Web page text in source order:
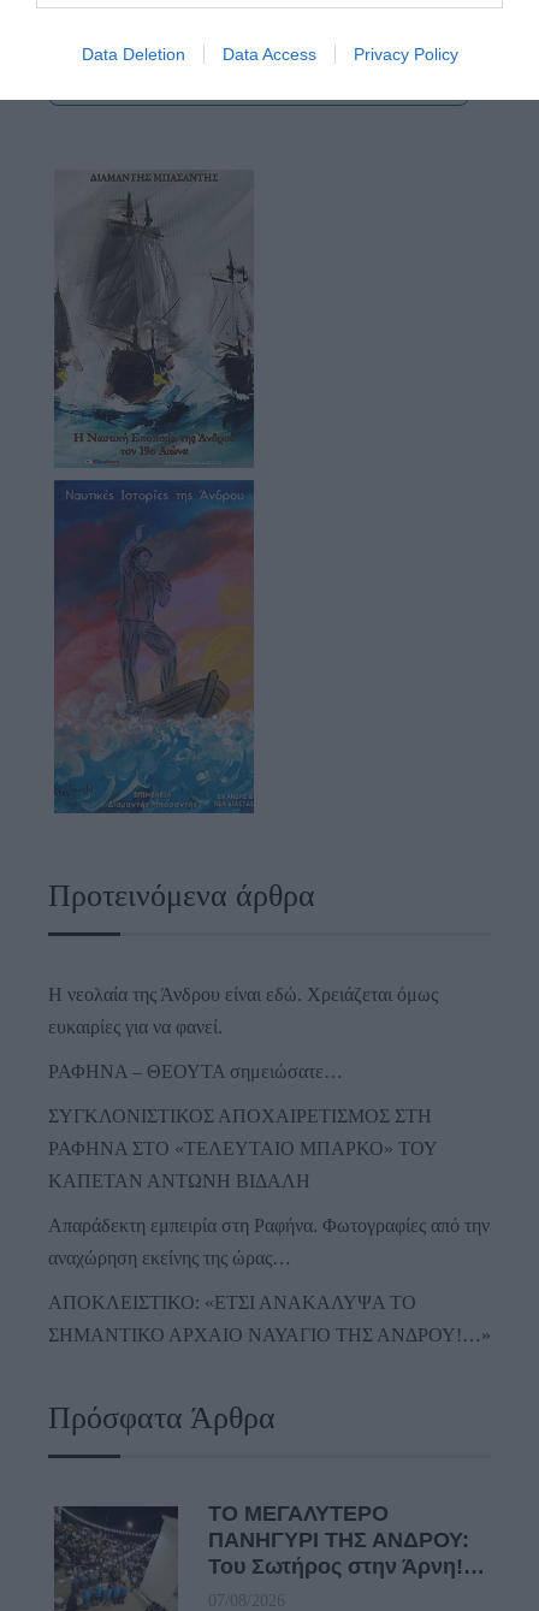
Data Deletion Data Access Privacy Policy
Προτεινόμενα άρθρα
Η νεολαία της Άνδρου είναι εδώ. Χρειάζεται όμως
ευκαιρίες για να φανεί.
ΡΑΦΗΝΑ – ΘΕΟΥΤΑ σημειώσατε…
ΣΥΓΚΛΟΝΙΣΤΙΚΟΣ ΑΠΟΧΑΙΡΕΤΙΣΜΟΣ ΣΤΗ
ΡΑΦΗΝΑ ΣΤΟ «ΤΕΛΕΥΤΑΙΟ ΜΠΑΡΚΟ» ΤΟΥ
ΚΑΠΕΤΑΝ ΑΝΤΩΝΗ ΒΙΔΑΛΗ
Απαράδεκτη εμπειρία στη Ραφήνα. Φωτογραφίες από την
αναχώρηση εκείνης της ώρας…
ΑΠΟΚΛΕΙΣΤΙΚΟ: «ΕΤΣΙ ΑΝΑΚΑΛΥΨΑ ΤΟ
ΣΗΜΑΝΤΙΚΟ ΑΡΧΑΙΟ ΝΑΥΑΓΙΟ ΤΗΣ ΑΝΔΡΟΥ!…»
Πρόσφατα Άρθρα
ΤΟ ΜΕΓΑΛΥΤΕΡΟ
ΠΑΝΗΓΥΡΙ ΤΗΣ ΑΝΔΡΟΥ:
Του Σωτήρος στην Άρνη!…
07/08/2026